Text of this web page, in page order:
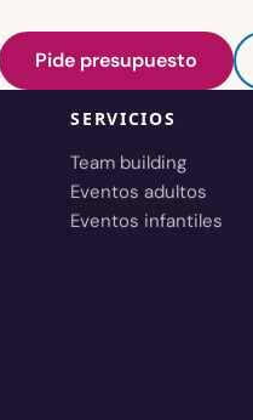
Pide presupuesto
SERVICIOS
Team building
Eventos adultos
Eventos infantiles